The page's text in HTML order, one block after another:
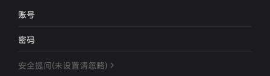
账号
密码
安全提问(未设置请忽略)